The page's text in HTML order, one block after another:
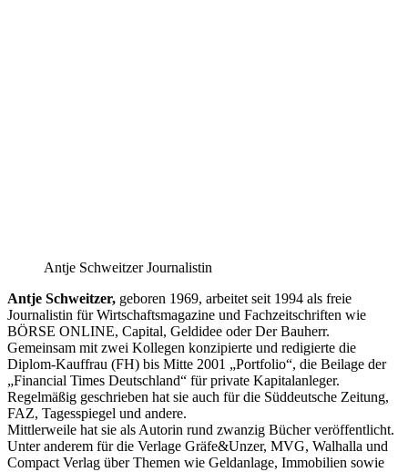
Antje Schweitzer Journalistin
Antje Schweitzer, geboren 1969, arbeitet seit 1994 als freie
Journalistin für Wirtschaftsmagazine und Fachzeitschriften wie
BÖRSE ONLINE, Capital, Geldidee oder Der Bauherr.
Gemeinsam mit zwei Kollegen konzipierte und redigierte die
Diplom-Kauffrau (FH) bis Mitte 2001 „Portfolio“, die Beilage der
„Financial Times Deutschland“ für private Kapitalanleger.
Regelmäßig geschrieben hat sie auch für die Süddeutsche Zeitung,
FAZ, Tagesspiegel und andere.
Mittlerweile hat sie als Autorin rund zwanzig Bücher veröffentlicht.
Unter anderem für die Verlage Gräfe&Unzer, MVG, Walhalla und
Compact Verlag über Themen wie Geldanlage, Immobilien sowie